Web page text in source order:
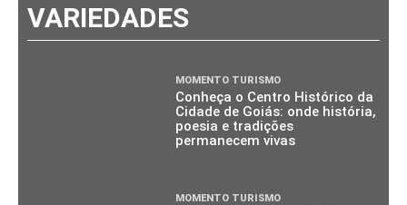
VARIEDADES
MOMENTO TURISMO
Conheça o Centro Histórico da
Cidade de Goiás: onde história,
poesia e tradições
permanecem vivas
MOMENTO TURISMO